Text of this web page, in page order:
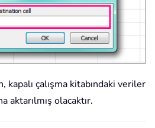
kapalı çalışma kitabındaki veriler
aktarılmış olacaktır.